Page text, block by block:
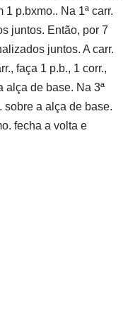
p.bxmo.. Na 1ª carr.
juntos. Então, por 7
juntos. A carr.
faça 1 p.b., 1 corr.,
alça de base. Na 3ª
sobre a alça de base.
fecha a volta e